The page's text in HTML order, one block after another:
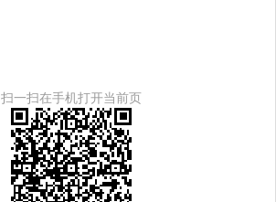
扫一扫在手机打开当前页